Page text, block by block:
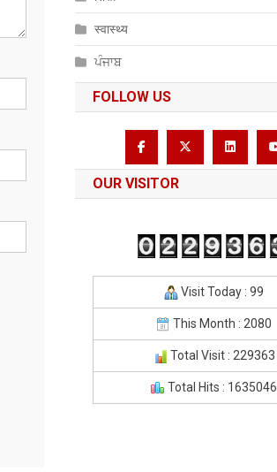
स्वास्थ्य
ਪੰਜਾਬ
FOLLOW US
OUR VISITOR
Visit Today : 99
This Month : 2080
Total Visit : 229363
Total Hits : 1635046